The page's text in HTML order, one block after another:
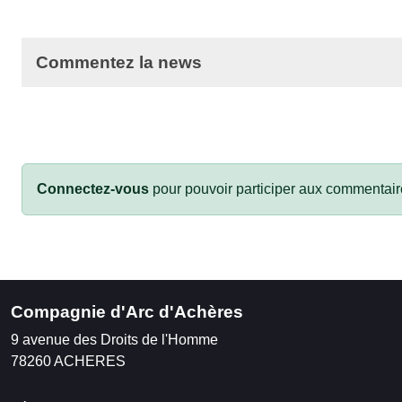
Commentez la news
Connectez-vous pour pouvoir participer aux
Compagnie d'Arc d'Achères
9 avenue des Droits de l'Homme
78260ACHERES